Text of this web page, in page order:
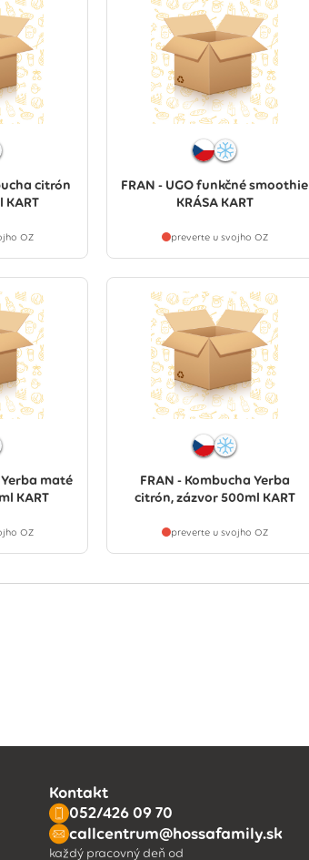
citrón
KART
OZ
FRAN - UGO funkčné smoothie
KRÁSA KART
preverte u svojho OZ
maté
KART
OZ
FRAN - Kombucha Yerba
citrón, zázvor 500ml KART
preverte u svojho OZ
Kontakt
052/426 09 70
callcentrum@hossafamily.sk
každý pracovný deň od